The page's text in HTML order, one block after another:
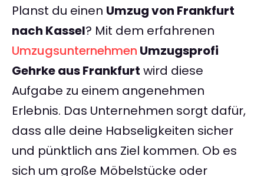
Planst du einen Umzug von Frankfurt
nach Kassel? Mit dem erfahrenen
Umzugsunternehmen Umzugsprofi
Gehrke aus Frankfurt wird diese
Aufgabe zu einem angenehmen
Erlebnis. Das Unternehmen sorgt dafür,
dass alle deine Habseligkeiten sicher
und pünktlich ans Ziel kommen. Ob es
sich um große Möbelstücke oder